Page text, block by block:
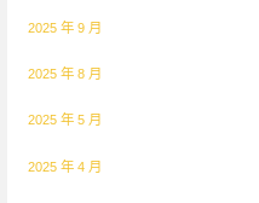
2025 年 9 月
2025 年 8 月
2025 年 5 月
2025 年 4 月